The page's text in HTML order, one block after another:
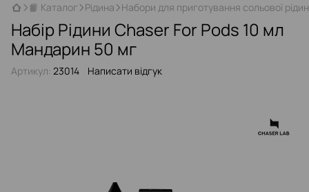
📙 Каталог Рідина Набори для приготування сольової
Набір Рідини Chaser For Pods 10 мл
Мандарин 50 мг
Артикул: 23014 Написати відгук